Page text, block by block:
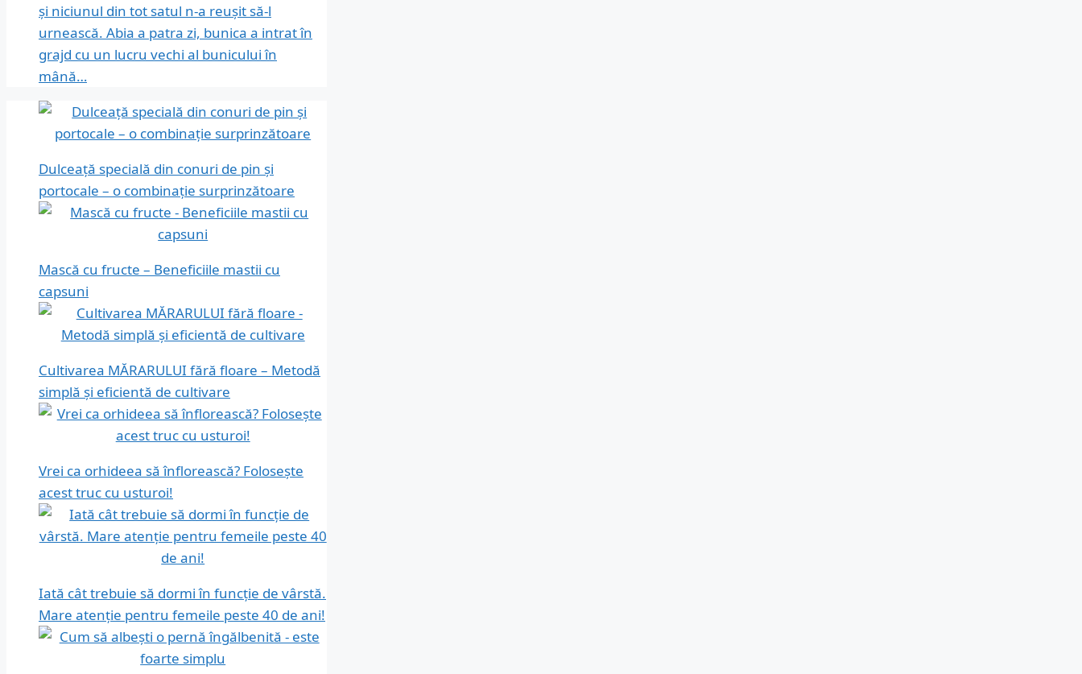
și niciunul din tot satul n-a reușit să-l
urnească. Abia a patra zi, bunica a intrat în
grajd cu un lucru vechi al bunicului în
mână…
Dulceață specială din conuri de pin și
portocale – o combinație surprinzătoare
Mască cu fructe – Beneficiile mastii cu
capsuni
Cultivarea MĂRARULUI fără floare – Metodă
simplă și eficientă de cultivare
Vrei ca orhideea să înflorească? Folosește
acest truc cu usturoi!
Iată cât trebuie să dormi în funcție de vârstă.
Mare atenție pentru femeile peste 40 de ani!